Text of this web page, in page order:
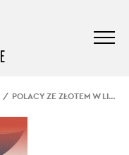
POLACY ZE ZŁOTEM W LIDZE NARODÓW